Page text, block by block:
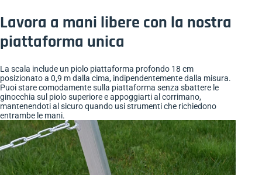
Lavora a mani libere con la nostra
piattaforma unica
La scala include un piolo piattaforma profondo 18 cm
posizionato a 0,9 m dalla cima, indipendentemente dalla misura.
Puoi stare comodamente sulla piattaforma senza sbattere le
ginocchia sul piolo superiore e appoggiarti al corrimano,
mantenendoti al sicuro quando usi strumenti che richiedono
entrambe le mani.